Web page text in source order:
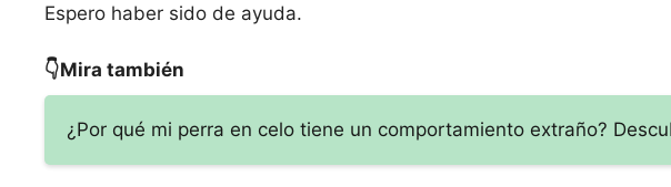
Espero haber sido de ayuda.
👇Mira también
¿Por qué mi perra en celo tiene un comportamiento extraño?